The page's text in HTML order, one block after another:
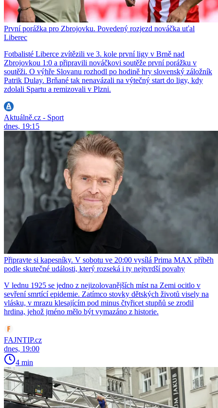
První porážka pro Zbrojovku. Povedený rozjezd nováčka uťal
Liberec
Fotbalisté Liberce zvítězili ve 3. kole první ligy v Brně nad
Zbrojovkou 1:0 a připravili nováčkovi soutěže první porážku v
soutěži. O výhře Slovanu rozhodl po hodině hry slovenský záložník
Patrik Dulay. Brňané tak nenavázali na výtečný start do ligy, kdy
zdolali Spartu a remizovali v Plzni.
Aktuálně.cz - Sport
dnes, 19:15
Připravte si kapesníky. V sobotu ve 20:00 vysílá Prima MAX příběh
podle skutečné události, který rozseká i ty nejtvrdší povahy
V lednu 1925 se jedno z nejizolovanějších míst na Zemi ocitlo v
sevření smrtící epidemie. Zatímco stovky dětských životů visely na
vlásku, v mrazu klesajícím pod minus čtyřicet stupňů se zrodil
hrdina, jehož jméno mělo být vymazáno z historie.
FAJNTIP.cz
dnes, 19:00
4 min